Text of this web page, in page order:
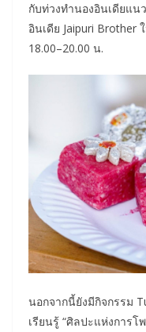
กับท่วงทำนองอินเดียแ
อินเดีย Jaipuri Brother
18.00–20.00 น.
นอกจากนี้ยังมีกิจกรรม
เรียนรู้ “ศิลปะแห่งการ